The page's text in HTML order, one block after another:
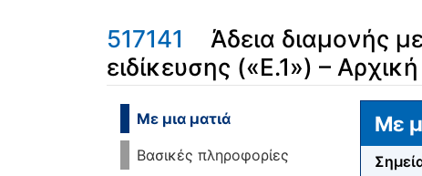
517141
Άδεια διαμονής
ειδίκευσης («Ε.1») –
Μετάβαση σε: πλοήγηση
Με μια ματιά
Βασικές πληροφορίες
Με